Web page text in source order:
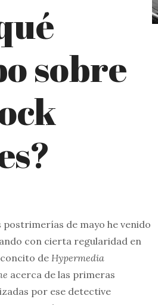
sobre
postrimerías de mayo he venido
con cierta regularidad en
de Hypermedia
acerca de las primeras
por ese detective